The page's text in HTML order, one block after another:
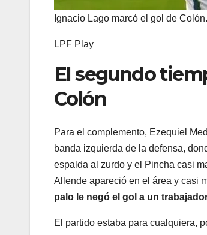
Ignacio Lago marcó el gol de Colón.
LPF Play
El segundo
Colón
Para el complemento, Ezequiel
banda izquierda de la defensa,
espalda al zurdo y el Pincha casi
Allende apareció en el área y casi
palo le negó el gol a un
El partido estaba para cualquiera,